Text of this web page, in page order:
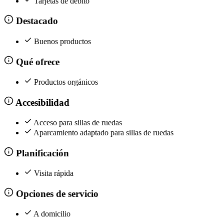
Destacado
Buenos productos
Qué ofrece
Productos orgánicos
Accesibilidad
Acceso para sillas de ruedas
Aparcamiento adaptado para sillas de ruedas
Planificación
Visita rápida
Opciones de servicio
A domicilio